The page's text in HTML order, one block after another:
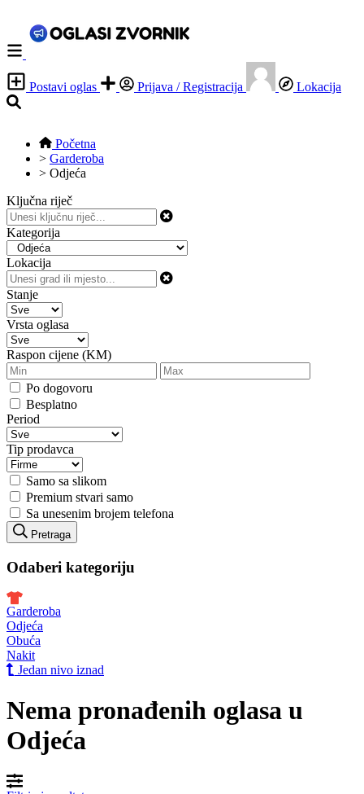
Postavi oglas Prijava / Registracija Lokacija
Početna
> Garderoba
> Odjeća
Ključna riječ
Kategorija
Lokacija
Stanje
Vrsta oglasa
Raspon cijene (KM)
Po dogovoru
Besplatno
Period
Tip prodavca
Samo sa slikom
Premium stvari samo
Sa unesenim brojem telefona
Pretraga
Odaberi kategoriju
Garderoba
Odjeća
Obuća
Nakit
Jedan nivo iznad
Nema pronađenih oglasa u
Odjeća